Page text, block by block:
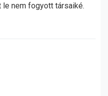
le nem fogyott társaiké.